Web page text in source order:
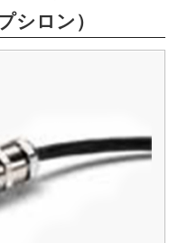
シロン）